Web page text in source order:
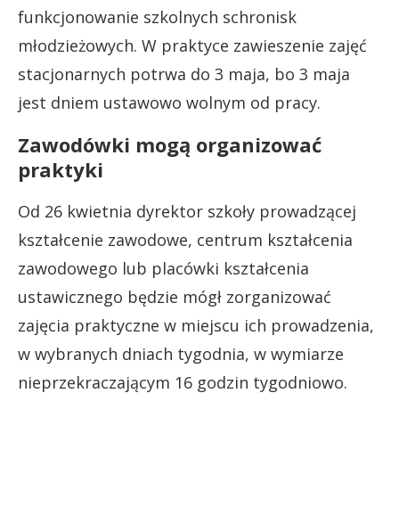
funkcjonowanie szkolnych schronisk
młodzieżowych. W praktyce zawieszenie zajęć
stacjonarnych potrwa do 3 maja, bo 3 maja
jest dniem ustawowo wolnym od pracy.
Zawodówki mogą organizować
praktyki
Od 26 kwietnia dyrektor szkoły prowadzącej
kształcenie zawodowe, centrum kształcenia
zawodowego lub placówki kształcenia
ustawicznego będzie mógł zorganizować
zajęcia praktyczne w miejscu ich prowadzenia,
w wybranych dniach tygodnia, w wymiarze
nieprzekraczającym 16 godzin tygodniowo.